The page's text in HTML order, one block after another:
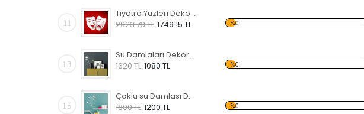
11
Tiyatro Yüzleri Dekoratif Kırılmaz Ayna
2623.73 TL 1749.15 TL %0
13
Su Damlaları Dekoratif Kırılmaz Ayna
1620 TL 1080 TL %0
15
Çoklu su Damlası Dekoratif Kırılmaz Ayna
1800 TL 1200 TL %0